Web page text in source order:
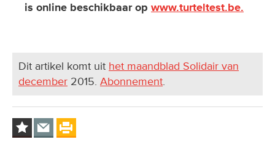
is online beschikbaar op www.turteltest.be.
Dit artikel komt uit het maandblad Solidair van
december 2015. Abonnement.